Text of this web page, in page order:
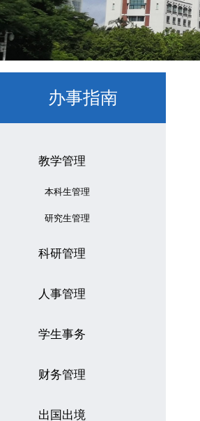
办事指南
教学管理
本科生管理
研究生管理
科研管理
人事管理
学生事务
财务管理
出国出境